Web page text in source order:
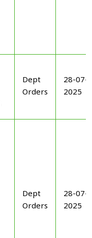
Dept
Orders
28-07-
2025
Dept
Orders
28-07-
2025